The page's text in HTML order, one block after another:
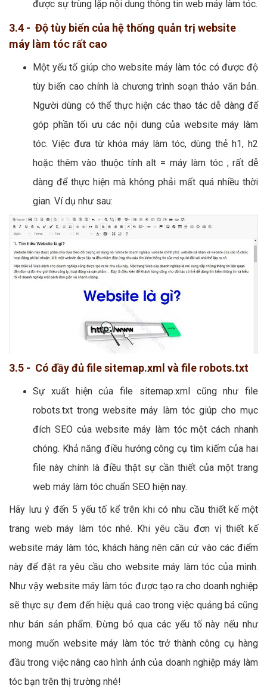
được sự trùng lặp nội dung thông tin web máy làm tóc.
3.4 - Độ tùy biến của hệ thống quản trị website
máy làm tóc rất cao
Một yếu tố giúp cho website máy làm tóc có được độ
tùy biến cao chính là chương trình soạn thảo văn bản.
Người dùng có thể thực hiện các thao tác dễ dàng để
góp phần tối ưu các nội dung của website máy làm
tóc. Việc đưa từ khóa máy làm tóc, dùng thẻ h1, h2
hoặc thêm vào thuộc tính alt = máy làm tóc ; rất dễ
dàng để thực hiện mà không phải mất quá nhiều thời
gian. Ví dụ như sau:
3.5 - Có đầy đủ file sitemap.xml và file robots.txt
Sự xuất hiện của file sitemap.xml cũng như file
robots.txt trong website máy làm tóc giúp cho mục
đích SEO của website máy làm tóc một cách nhanh
chóng. Khả năng điều hướng công cụ tìm kiếm của hai
file này chính là điều thật sự cần thiết của một trang
web máy làm tóc chuẩn SEO hiện nay.
Hãy lưu ý đến 5 yếu tố kể trên khi có nhu cầu thiết kế một
trang web máy làm tóc nhé. Khi yêu cầu đơn vị thiết kế
website máy làm tóc, khách hàng nên căn cứ vào các điểm
này để đặt ra yêu cầu cho website máy làm tóc của mình.
Như vậy website máy làm tóc được tạo ra cho doanh nghiệp
sẽ thực sự đem đến hiệu quả cao trong việc quảng bá cũng
như bán sản phẩm. Đừng bỏ qua các yếu tố này nếu như
mong muốn website máy làm tóc trở thành công cụ hàng
đầu trong việc nâng cao hình ảnh của doanh nghiệp máy làm
tóc bạn trên thị trường nhé!